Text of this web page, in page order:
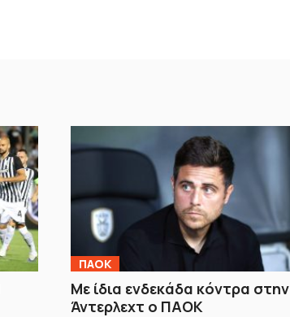
ΠΑΟΚ
Με ίδια ενδεκάδα κόντρα στην
Άντερλεχτ ο ΠΑΟΚ